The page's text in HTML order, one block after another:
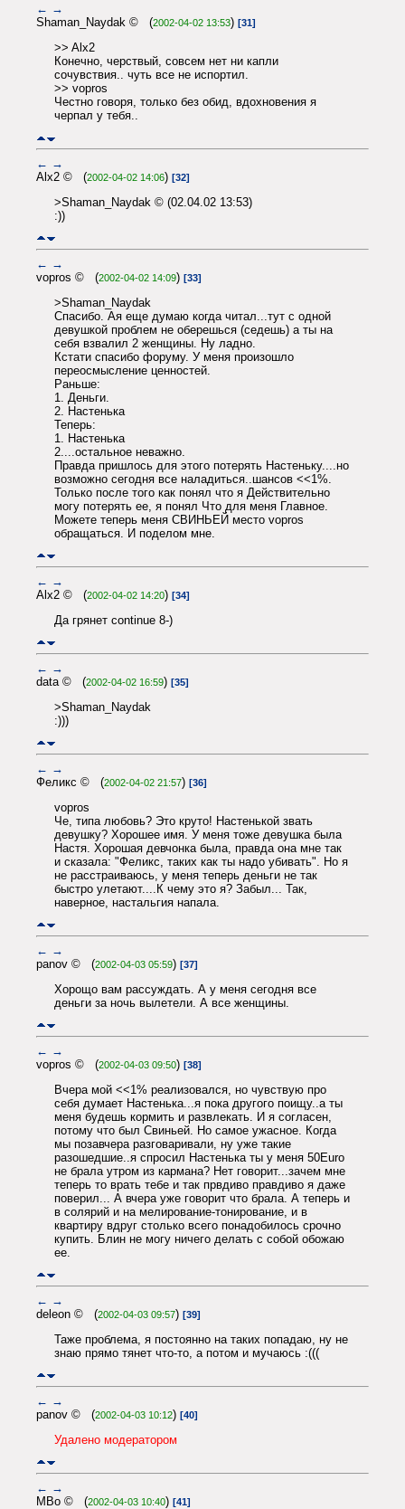
← →
Shaman_Naydak © (2002-04-02 13:53) [31]
>> Alx2
Конечно, черствый, совсем нет ни капли
сочувствия.. чуть все не испортил.
>> vopros
Честно говоря, только без обид, вдохновения я
черпал у тебя..
← →
Alx2 © (2002-04-02 14:06) [32]
>Shaman_Naydak © (02.04.02 13:53)
:))
← →
vopros © (2002-04-02 14:09) [33]
>Shaman_Naydak
Спасибо. Ая еще думаю когда читал...тут с одной
девушкой проблем не оберешься (седешь) а ты на
себя взвалил 2 женщины. Ну ладно.
Кстати спасибо форуму. У меня произошло
переосмысление ценностей.
Раньше:
1. Деньги.
2. Настенька
Теперь:
1. Настенька
2....остальное неважно.
Правда пришлось для этого потерять Настеньку....но
возможно сегодня все наладиться..шансов <<1%.
Только после того как понял что я Действительно
могу потерять ее, я понял Что для меня Главное.
Можете теперь меня СВИНЬЕЙ место vopros
обращаться. И поделом мне.
← →
Alx2 © (2002-04-02 14:20) [34]
Да грянет continue 8-)
← →
data © (2002-04-02 16:59) [35]
>Shaman_Naydak
:)))
← →
Феликс © (2002-04-02 21:57) [36]
vopros
Че, типа любовь? Это круто! Настенькой звать
девушку? Хорошее имя. У меня тоже девушка была
Настя. Хорошая девчонка была, правда она мне так
и сказала: "Феликс, таких как ты надо убивать". Но я
не расстраиваюсь, у меня теперь деньги не так
быстро улетают....К чему это я? Забыл... Так,
наверное, настальгия напала.
← →
panov © (2002-04-03 05:59) [37]
Хорощо вам рассуждать. А у меня сегодня все
деньги за ночь вылетели. А все женщины.
← →
vopros © (2002-04-03 09:50) [38]
Вчера мой <<1% реализовался, но чувствую про
себя думает Настенька...я пока другого поищу..а ты
меня будешь кормить и развлекать. И я согласен,
потому что был Свиньей. Но самое ужасное. Когда
мы позавчера разговаривали, ну уже такие
разошедшие..я спросил Настенька ты у меня 50Euro
не брала утром из кармана? Нет говорит...зачем мне
теперь то врать тебе и так првдиво правдиво я даже
поверил... А вчера уже говорит что брала. А теперь и
в солярий и на мелирование-тонирование, и в
квартиру вдруг столько всего понадобилось срочно
купить. Блин не могу ничего делать с собой обожаю
ее.
← →
deleon © (2002-04-03 09:57) [39]
Таже проблема, я постоянно на таких попадаю, ну не
знаю прямо тянет что-то, а потом и мучаюсь :(((
← →
panov © (2002-04-03 10:12) [40]
Удалено модератором
← →
MBo © (2002-04-03 10:40) [41]